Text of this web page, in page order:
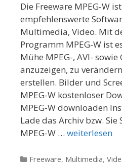
Die Freeware MPEG-W
empfehlenswerte
Multimedia, Video. Mit
Programm MPEG-W ist
Mühe MPEG-, AVI-
anzuzeigen, zu
erstellen. Bilder und
MPEG-W kostenloser
MPEG-W downloaden
Lade das Archiv bzw. Sie
MPEG-W … weiterlesen
Kategorien
Freeware, Multimedia,